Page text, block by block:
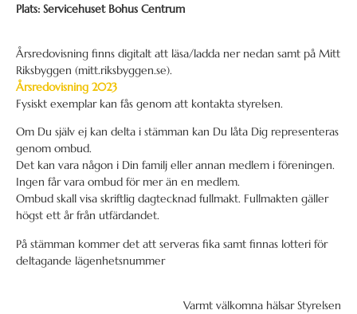
Plats: Servicehuset Bohus Centrum
Årsredovisning finns digitalt att läsa/ladda ner nedan samt på Mitt
Riksbyggen (mitt.riksbyggen.se).
Årsredovisning 2023
Fysiskt exemplar kan fås genom att kontakta styrelsen.
Om Du själv ej kan delta i stämman kan Du låta Dig representeras
genom ombud.
Det kan vara någon i Din familj eller annan medlem i föreningen.
Ingen får vara ombud för mer än en medlem.
Ombud skall visa skriftlig dagtecknad fullmakt. Fullmakten gäller
högst ett år från utfärdandet.
På stämman kommer det att serveras fika samt finnas lotteri för
deltagande lägenhetsnummer
Varmt välkomna hälsar Styrelsen